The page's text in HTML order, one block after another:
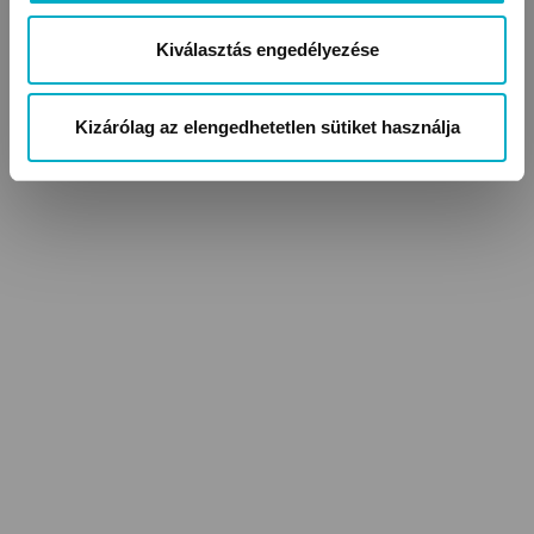
Kiválasztás engedélyezése
Kizárólag az elengedhetetlen sütiket használja